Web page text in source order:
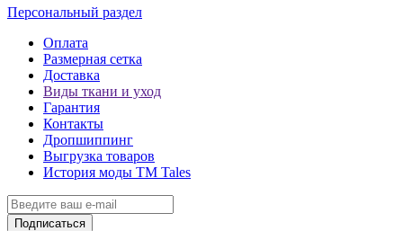
Персональный раздел
Оплата
Размерная сетка
Доставка
Виды ткани и уход
Гарантия
Контакты
Дропшиппинг
Выгрузка товаров
История моды ТМ Tales
Подписаться